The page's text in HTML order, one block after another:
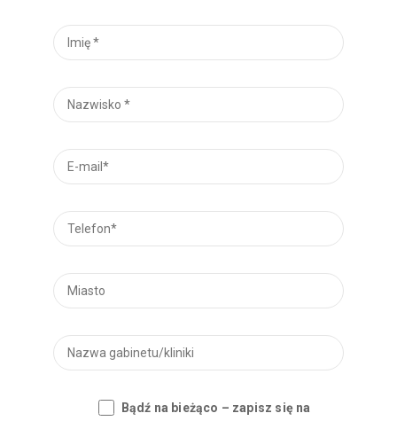
Bądź na bieżąco – zapisz się na